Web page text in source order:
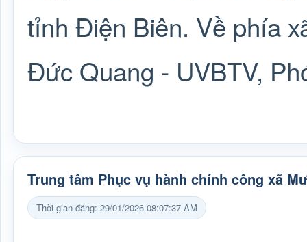
tỉnh Điện Biên. Về phía
Đức Quang - UVBTV,
Trung tâm Phục vụ hành chính công xã
Thời gian đăng: 29/01/2026 08:07:37 AM